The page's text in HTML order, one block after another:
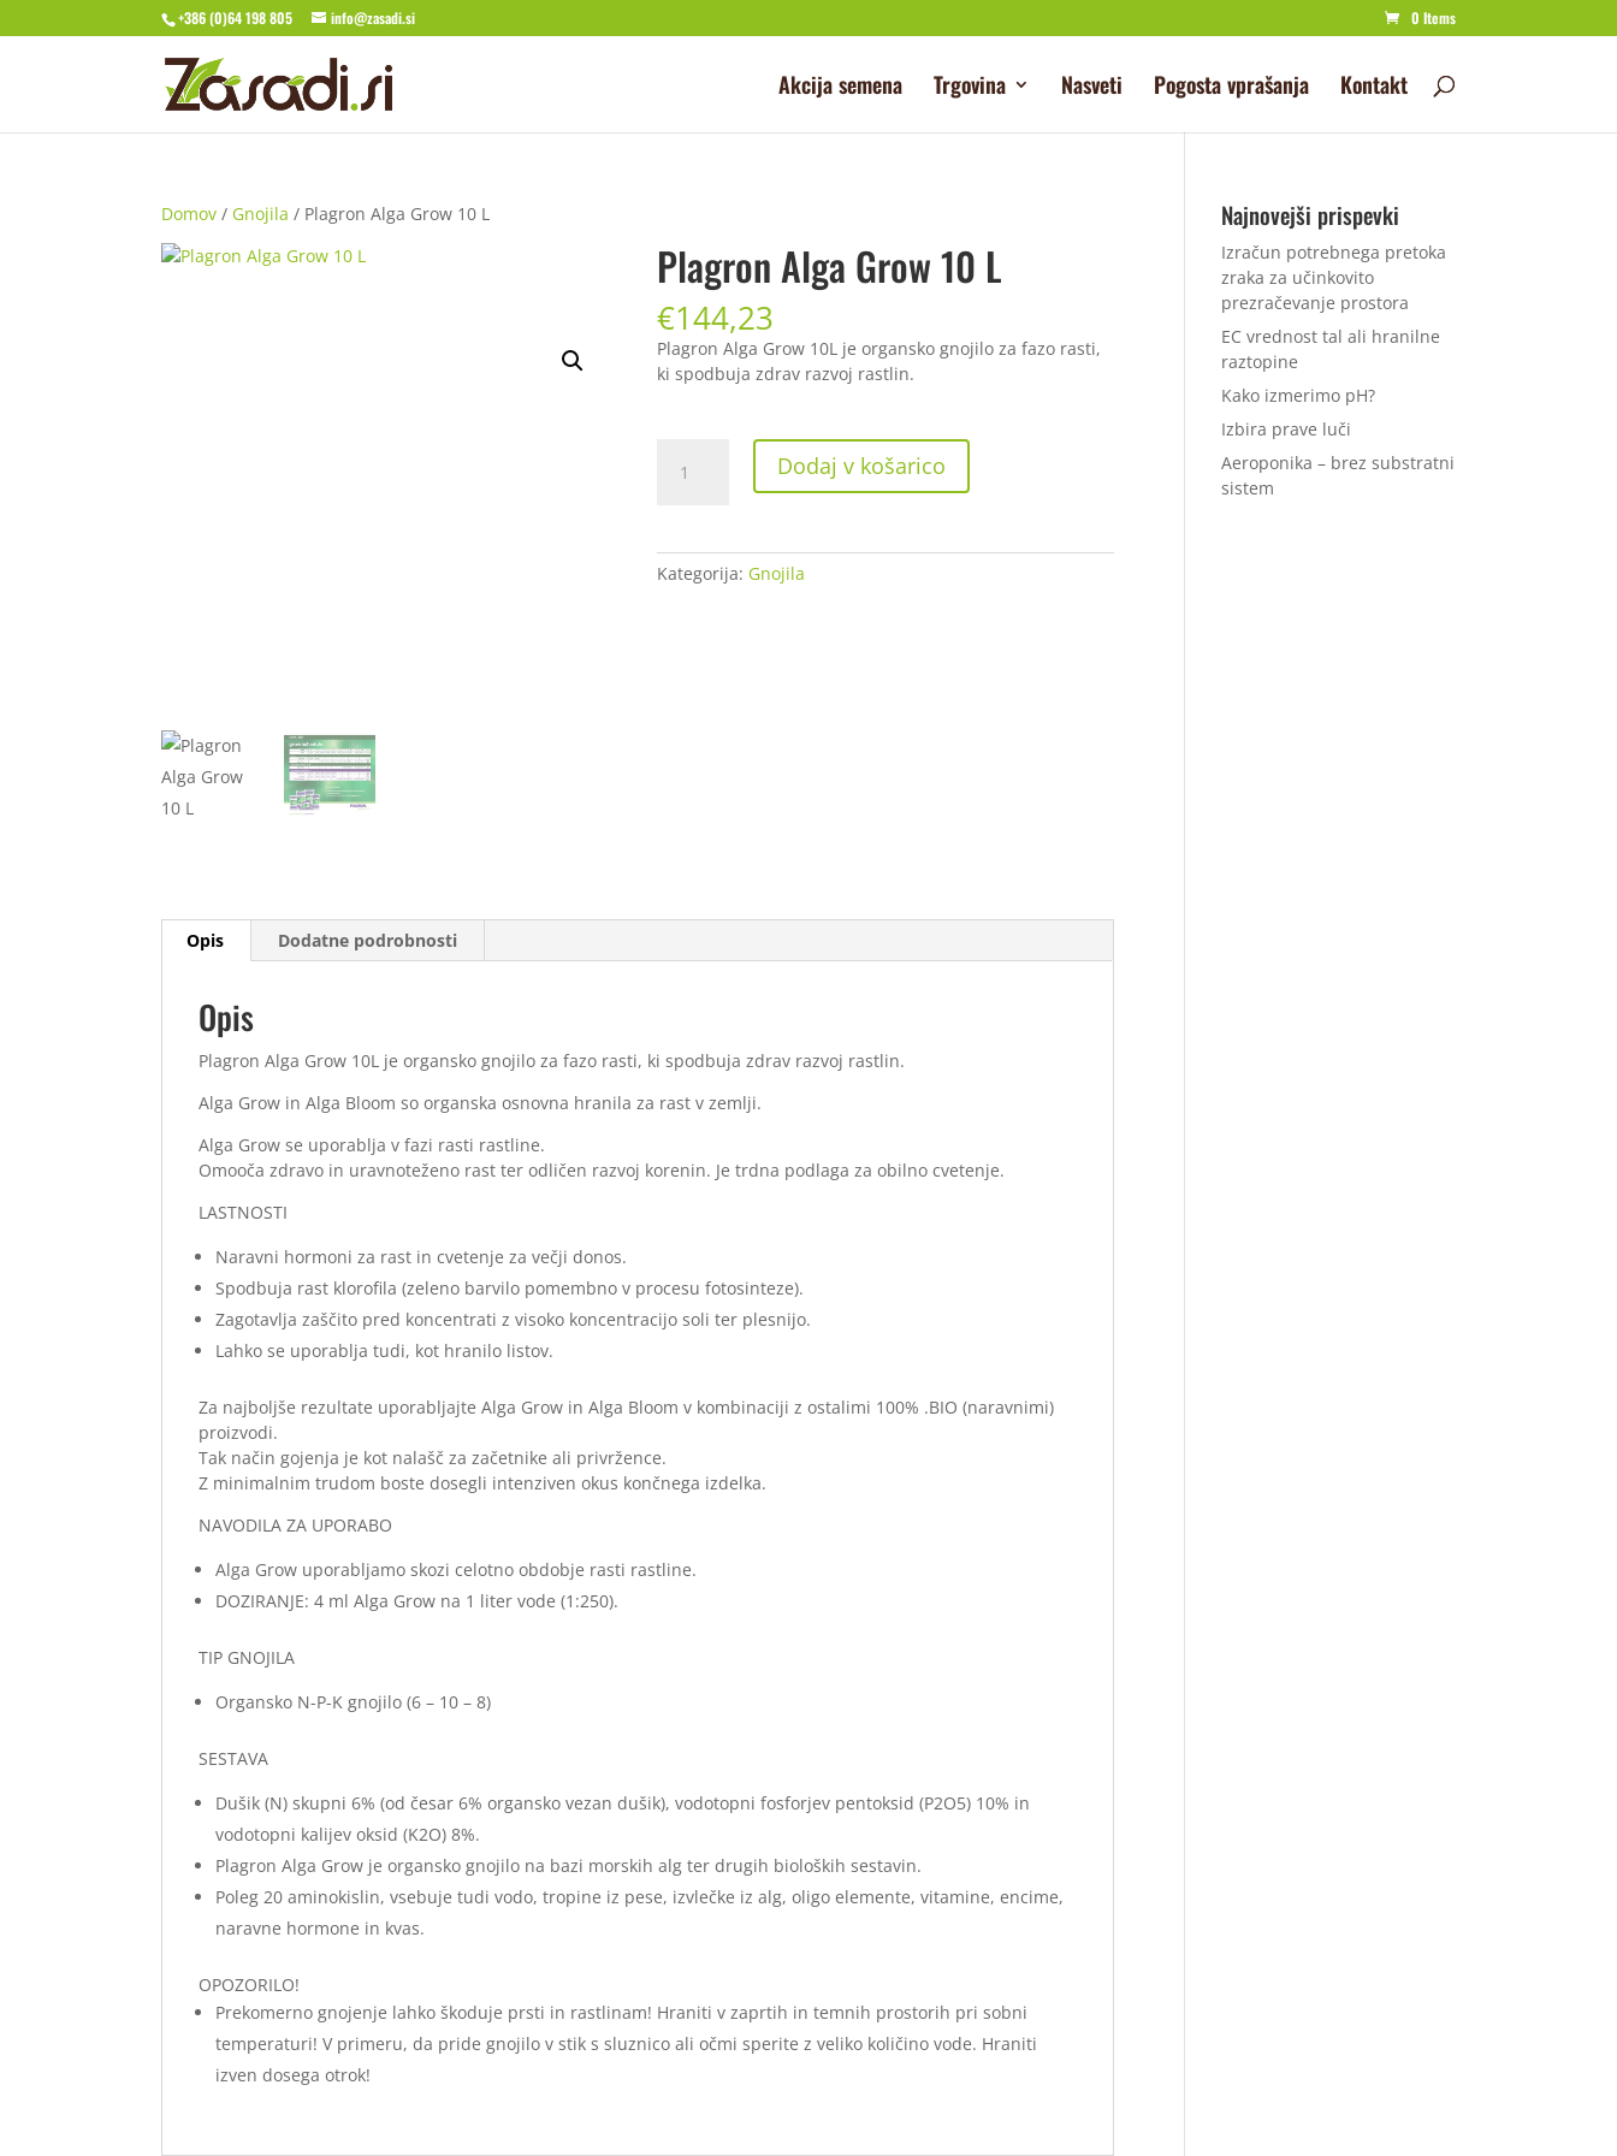
+386 (0)64 198 805 info@zasadi.si 0 Items
Akcija semena Trgovina Nasveti Pogosta vprašanja Kontakt
Domov / Gnojila / Plagron Alga Grow 10 L
Plagron Alga Grow 10 L
€144,23
Plagron Alga Grow 10L je organsko gnojilo za fazo rasti,
ki spodbuja zdrav razvoj rastlin.
Alga
L
količina
Dodaj v košarico
Kategorija: Gnojila
Opis Dodatne podrobnosti
Opis
Plagron Alga Grow 10L je organsko gnojilo za fazo rasti, ki spodbuja zdrav razvoj rastlin.
Alga Grow in Alga Bloom so organska osnovna hranila za rast v zemlji.
Alga Grow se uporablja v fazi rasti rastline.
Omooča zdravo in uravnoteženo rast ter odličen razvoj korenin. Je trdna podlaga za obilno cvetenje.
LASTNOSTI
Naravni hormoni za rast in cvetenje za večji donos.
Spodbuja rast klorofila (zeleno barvilo pomembno v procesu fotosinteze).
Zagotavlja zaščito pred koncentrati z visoko koncentracijo soli ter plesnijo.
Lahko se uporablja tudi, kot hranilo listov.
Za najboljše rezultate uporabljajte Alga Grow in Alga Bloom v kombinaciji z ostalimi 100% .BIO (naravnimi)
proizvodi.
Tak način gojenja je kot nalašč za začetnike ali privržence.
Z minimalnim trudom boste dosegli intenziven okus končnega izdelka.
NAVODILA ZA UPORABO
Alga Grow uporabljamo skozi celotno obdobje rasti rastline.
DOZIRANJE: 4 ml Alga Grow na 1 liter vode (1:250).
TIP GNOJILA
Organsko N-P-K gnojilo (6 – 10 – 8)
SESTAVA
Dušik (N) skupni 6% (od česar 6% organsko vezan dušik), vodotopni fosforjev pentoksid (P2O5) 10% in
vodotopni kalijev oksid (K2O) 8%.
Plagron Alga Grow je organsko gnojilo na bazi morskih alg ter drugih bioloških sestavin.
Poleg 20 aminokislin, vsebuje tudi vodo, tropine iz pese, izvlečke iz alg, oligo elemente, vitamine, encime,
naravne hormone in kvas.
OPOZORILO!
Prekomerno gnojenje lahko škoduje prsti in rastlinam! Hraniti v zaprtih in temnih prostorih pri sobni
temperaturi! V primeru, da pride gnojilo v stik s sluznico ali očmi sperite z veliko količino vode. Hraniti
izven dosega otrok!
Najnovejši prispevki
Izračun potrebnega pretoka
zraka za učinkovito
prezračevanje prostora
EC vrednost tal ali hranilne
raztopine
Kako izmerimo pH?
Izbira prave luči
Aeroponika – brez substratni
sistem